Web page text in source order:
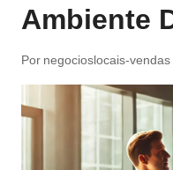
Ambiente
Por negocioslocais-vendas